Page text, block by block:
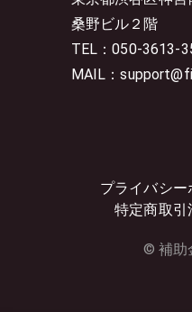
桑野ビル２階
TEL：050-3613-
MAIL：
プライバシー
特定商取引
© 補助